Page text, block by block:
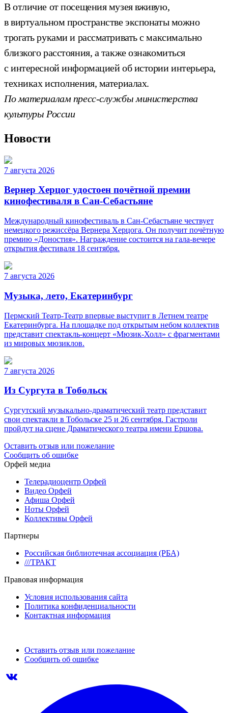
В отличие от посещения музея вживую,
в виртуальном пространстве экспонаты можно
трогать руками и рассматривать с максимально
близкого расстояния, а также ознакомиться
с интересной информацией об истории интерьера,
техниках исполнения, материалах.
По материалам пресс-службы министерства
культуры России
Новости
7 августа 2026
Вернер Херцог удостоен почётной премии
кинофестиваля в Сан-Себастьяне
Международный кинофестиваль в Сан-Себастьяне чествует
немецкого режиссёра Вернера Херцога. Он получит почётную
премию «Доностия». Награждение состоится на гала-вечере
открытия фестиваля 18 сентября.
7 августа 2026
Музыка, лето, Екатеринбург
Пермский Театр-Театр впервые выступит в Летнем театре
Екатеринбурга. На площадке под открытым небом коллектив
представит спектакль-концерт «Мюзик-Холл» с фрагментами
из мировых мюзиклов.
7 августа 2026
Из Сургута в Тобольск
Сургутский музыкально-драматический театр представит
свои спектакли в Тобольске 25 и 26 сентября. Гастроли
пройдут на сцене Драматического театра имени Ершова.
Оставить отзыв или пожелание
Сообщить об ошибке
Орфей медиа
Телерадиоцентр Орфей
Видео Орфей
Афиша Орфей
Ноты Орфей
Коллективы Орфей
Партнеры
Российская библиотечная ассоциация (РБА)
///ТРАКТ
Правовая информация
Условия использования сайта
Политика конфиденциальности
Контактная информация
Оставить отзыв или пожелание
Сообщить об ошибке